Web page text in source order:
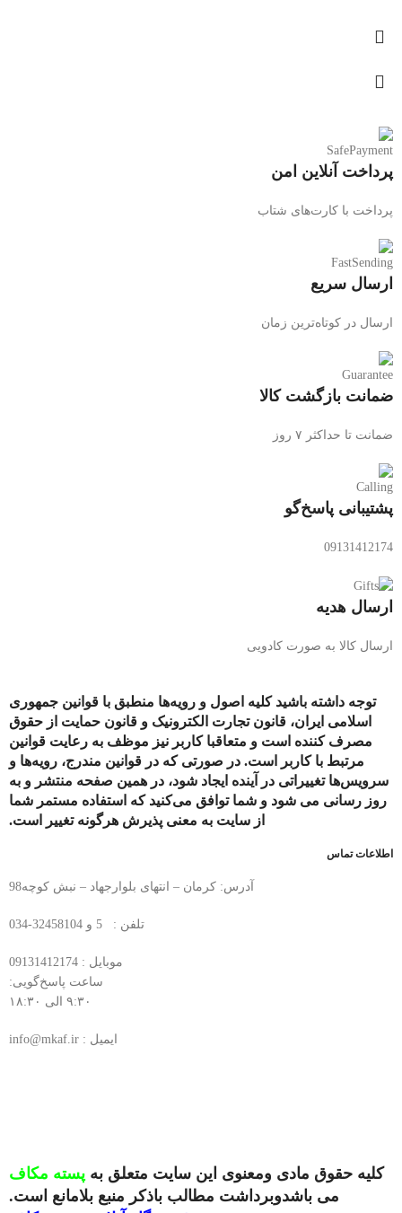
پرداخت آنلاین امن
پرداخت با کارت‌های شتاب
ارسال سریع
ارسال در کوتاه‌ترین زمان
ضمانت بازگشت کالا
ضمانت تا حداکثر ۷ روز
پشتیبانی پاسخ‌گو
09131412174
ارسال هدیه
ارسال کالا به صورت کادویی
توجه داشته باشید کلیه اصول و رویه‏‌ها منطبق با قوانین جمهوری
اسلامی ایران، قانون تجارت الکترونیک و قانون حمایت از حقوق
مصرف کننده است و متعاقبا کاربر نیز موظف به رعایت قوانین
مرتبط با کاربر است. در صورتی که در قوانین مندرج، رویه‏‌ها و
سرویس‏‌ها تغییراتی در آینده ایجاد شود، در همین صفحه منتشر و به
روز رسانی می شود و شما توافق می‏‌کنید که استفاده مستمر شما
از سایت به معنی پذیرش هرگونه تغییر است.
اطلاعات تماس
آدرس: کرمان – انتهای بلوارجهاد – نبش کوچه98
تلفن : 5 و 32458104-034
موبایل : 09131412174
ساعت پاسخ‌گویی:
۹:۳۰ الی ۱۸:۳۰
ایمیل : info@mkaf.ir
کلیه حقوق مادی ومعنوی این سایت متعلق به پسته مکاف
می باشدوبرداشت مطالب باذکر منبع بلامانع است.